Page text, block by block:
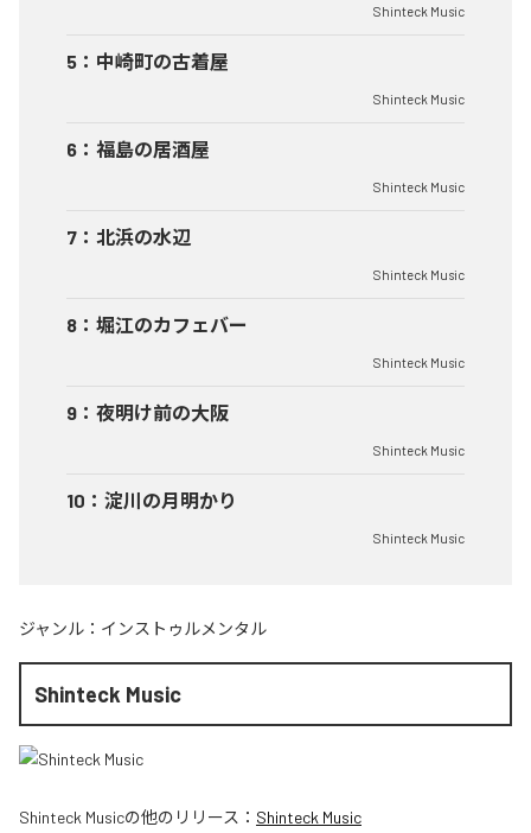
Shinteck Music
5 ： 中崎町の古着屋
Shinteck Music
6 ： 福島の居酒屋
Shinteck Music
7 ： 北浜の水辺
Shinteck Music
8 ： 堀江のカフェバー
Shinteck Music
9 ： 夜明け前の大阪
Shinteck Music
10 ： 淀川の月明かり
Shinteck Music
ジャンル： インストゥルメンタル
Shinteck Music
Shinteck Musicの他のリリース： Shinteck Music